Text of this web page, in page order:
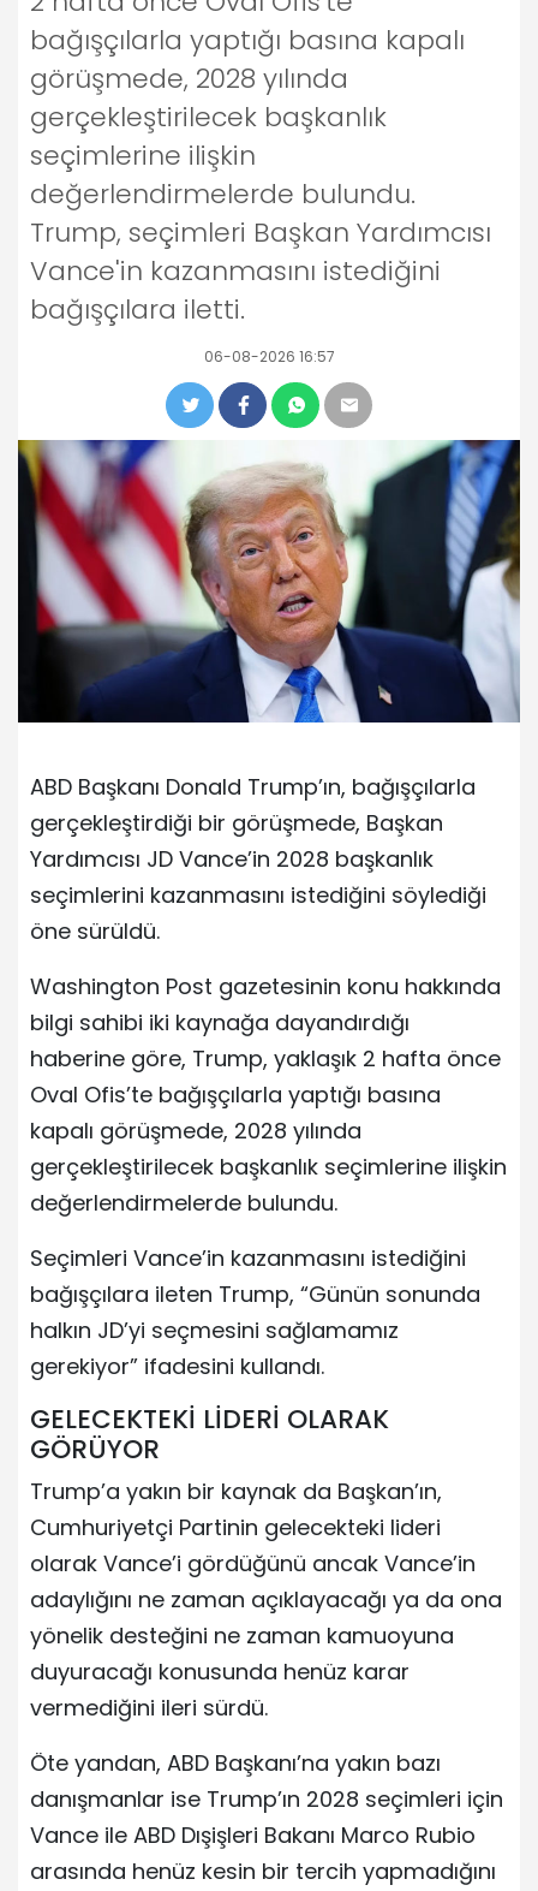
bağışçılarla yaptığı basına kapalı
görüşmede, 2028 yılında
gerçekleştirilecek başkanlık
seçimlerine ilişkin
değerlendirmelerde bulundu.
Trump, seçimleri Başkan Yardımcısı
Vance'in kazanmasını istediğini
bağışçılara iletti.
06-08-2026 16:57
ABD Başkanı Donald Trump’ın, bağışçılarla
gerçekleştirdiği bir görüşmede, Başkan
Yardımcısı JD Vance’in 2028 başkanlık
seçimlerini kazanmasını istediğini söylediği
öne sürüldü.
Washington Post gazetesinin konu hakkında
bilgi sahibi iki kaynağa dayandırdığı
haberine göre, Trump, yaklaşık 2 hafta önce
Oval Ofis’te bağışçılarla yaptığı basına
kapalı görüşmede, 2028 yılında
gerçekleştirilecek başkanlık seçimlerine ilişkin
değerlendirmelerde bulundu.
Seçimleri Vance’in kazanmasını istediğini
bağışçılara ileten Trump, “Günün sonunda
halkın JD’yi seçmesini sağlamamız
gerekiyor” ifadesini kullandı.
GELECEKTEKİ LİDERİ OLARAK
GÖRÜYOR
Trump’a yakın bir kaynak da Başkan’ın,
Cumhuriyetçi Partinin gelecekteki lideri
olarak Vance’i gördüğünü ancak Vance’in
adaylığını ne zaman açıklayacağı ya da ona
yönelik desteğini ne zaman kamuoyuna
duyuracağı konusunda henüz karar
vermediğini ileri sürdü.
Öte yandan, ABD Başkanı’na yakın bazı
danışmanlar ise Trump’ın 2028 seçimleri için
Vance ile ABD Dışişleri Bakanı Marco Rubio
arasında henüz kesin bir tercih yapmadığını